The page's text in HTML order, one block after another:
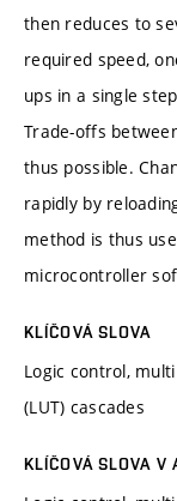
then reduces to
required speed,
ups in a single
Trade-offs
thus possible.
rapidly by
method is thus
microcontroller
KLÍČOVÁ SLOVA
Logic control,
(LUT) cascades
KLÍČOVÁ SLOVA V